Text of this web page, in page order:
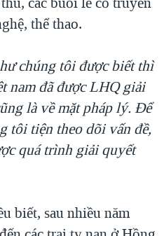
thể thao.
chúng tôi được biết thì
nam đã được LHQ giải
là về mặt pháp lý. Để
tôi tiện theo dõi vấn đề,
quá trình giải quyết
biết, sau nhiều năm